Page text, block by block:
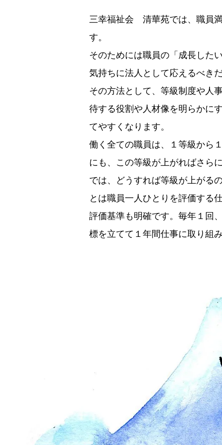
三幸福祉会 清華苑では、職員
す。
そのためには職員の「成長した
気持ちに法人として応えるべき
その方法として、等級制度や人
待する役割や人材像を明らかに
てやすくなります。
働く全ての職員は、１等級から
にも、この等級が上がればさら
では、どうすれば等級が上がる
とは職員一人ひとりを評価する
評価基準も明確です。毎年１回
標を立てて１年間仕事に取り組